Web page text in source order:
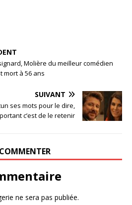
Molière du meilleur comédien
mort à 56 ans
SUIVANT
ses mots pour le dire,
c’est de le retenir
ne sera pas publiée.